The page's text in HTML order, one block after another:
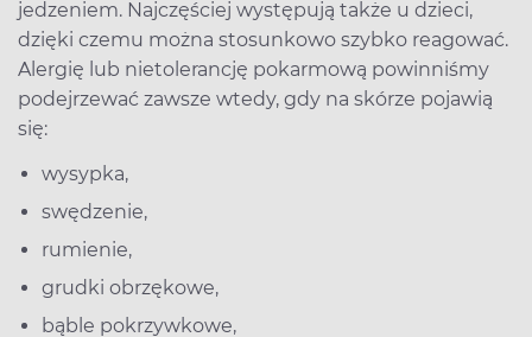
jedzeniem. Najczęściej występują także u dzieci,
dzięki czemu można stosunkowo szybko reagować.
Alergię lub nietolerancję pokarmową powinniśmy
podejrzewać zawsze wtedy, gdy na skórze pojawią
się:
wysypka,
swędzenie,
rumienie,
grudki obrzękowe,
bąble pokrzywkowe,